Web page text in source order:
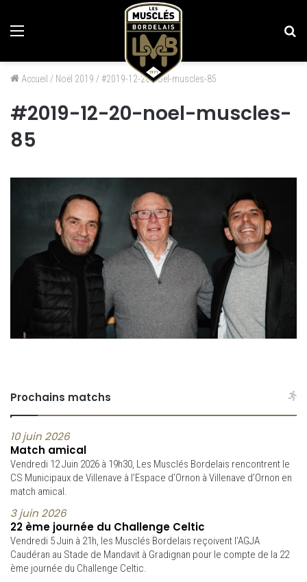
Accueil / Noël 2019 /#2019-12-20-noel-muscles-85
#2019-12-20-noel-muscles-
85
Prochains matchs
10 juin 2026
Match amical
Vendredi 12 Juin 2026 à 19h30, Les Musclés Bordelais rencontrent le
CS Municipaux de Villenave à l’Espace d’Ornon à Villenave d’Ornon en
match amical.
3 juin 2026
22 ème journée du Challenge Celtic
Vendredi 5 Juin à 21h, les Musclés Bordelais reçoivent l’AGJA
Caudéran au Stade de Mandavit à Gradignan pour le compte de la 22
ème journée du Challenge Celtic.